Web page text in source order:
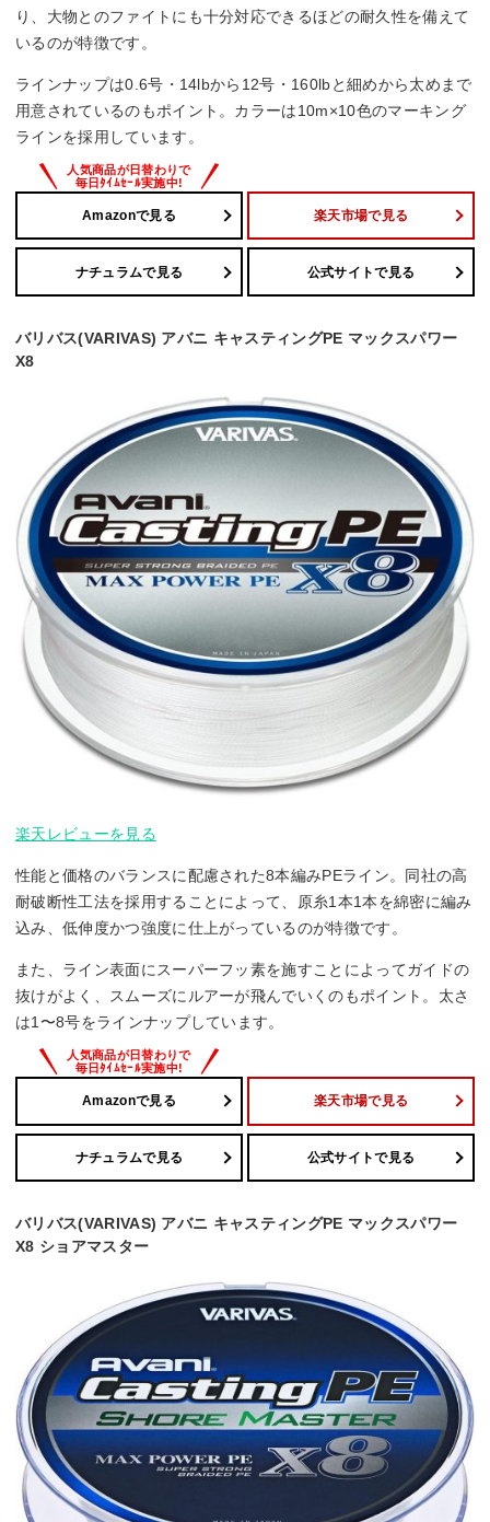
り、大物とのファイトにも十分対応できるほどの耐久性を備えて
いるのが特徴です。
ラインナップは0.6号・14lbから12号・160lbと細めから太めまで
用意されているのもポイント。カラーは10m×10色のマーキング
ラインを採用しています。
Amazonで見る 楽天市場で見る
ナチュラムで見る 公式サイトで見る
バリバス(VARIVAS) アバニ キャスティングPE マックスパワー
X8
楽天レビューを見る
性能と価格のバランスに配慮された8本編みPEライン。同社の高
耐破断性工法を採用することによって、原糸1本1本を綿密に編み
込み、低伸度かつ強度に仕上がっているのが特徴です。
また、ライン表面にスーパーフッ素を施すことによってガイドの
抜けがよく、スムーズにルアーが飛んでいくのもポイント。太さ
は1〜8号をラインナップしています。
Amazonで見る 楽天市場で見る
ナチュラムで見る 公式サイトで見る
バリバス(VARIVAS) アバニ キャスティングPE マックスパワー
X8 ショアマスター